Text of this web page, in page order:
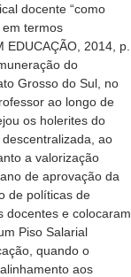
docente “como
termos
EDUCAÇÃO, 2014, p.
do
Grosso do Sul, no
ao longo de
os holerites do
ao
a valorização
de aprovação da
de políticas de
docentes e colocaram
Piso Salarial
quando o
aos